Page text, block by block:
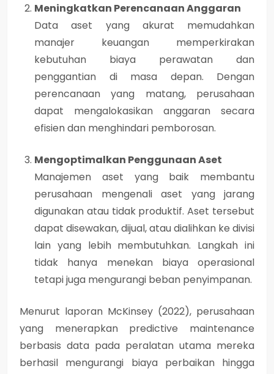
Meningkatkan Perencanaan Anggaran
Data aset yang akurat memudahkan
manajer keuangan memperkirakan
kebutuhan biaya perawatan dan
penggantian di masa depan. Dengan
perencanaan yang matang, perusahaan
dapat mengalokasikan anggaran secara
efisien dan menghindari pemborosan.
Mengoptimalkan Penggunaan Aset
Manajemen aset yang baik membantu
perusahaan mengenali aset yang jarang
digunakan atau tidak produktif. Aset tersebut
dapat disewakan, dijual, atau dialihkan ke divisi
lain yang lebih membutuhkan. Langkah ini
tidak hanya menekan biaya operasional
tetapi juga mengurangi beban penyimpanan.
Menurut laporan McKinsey (2022), perusahaan
yang menerapkan predictive maintenance
berbasis data pada peralatan utama mereka
berhasil mengurangi biaya perbaikan hingga